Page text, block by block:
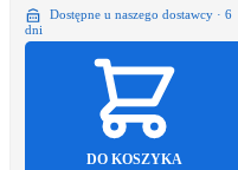
Dostępne u naszego dostawcy · 6
dni
DO KOSZYKA